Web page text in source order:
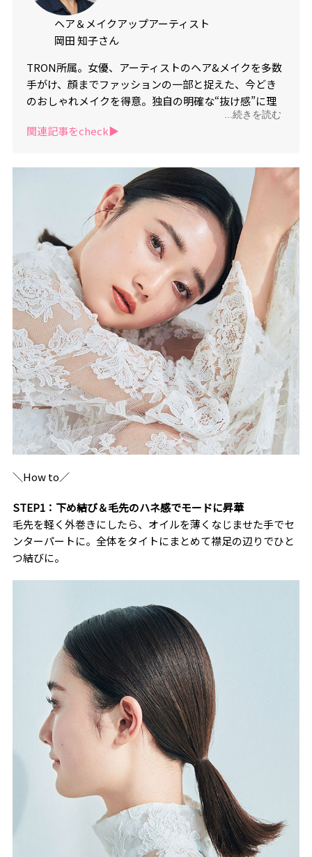
ヘア＆メイクアップアーティスト
岡田 知子さん
TRON所属。女優、アーティストのヘア&メイクを多数
手がけ、顔までファッションの一部と捉えた、今どき
のおしゃれメイクを得意。独自の明確な“抜け感”に理
...続きを読む
関連記事をcheck▶︎
＼How to／
STEP1：下め結び＆毛先のハネ感でモードに昇華
毛先を軽く外巻きにしたら、オイルを薄くなじませた手でセ
ンターパートに。全体をタイトにまとめて襟足の辺りでひと
つ結びに。